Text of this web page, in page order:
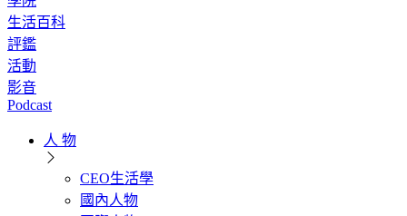
生活百科
評鑑
活動
影音
Podcast
人 物
CEO生活學
國內人物